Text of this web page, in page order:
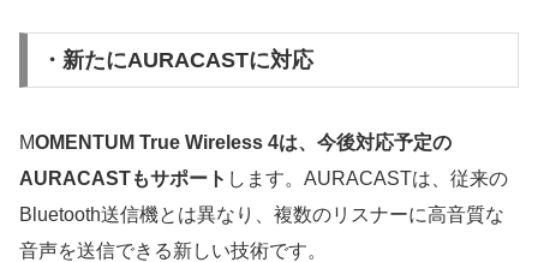
・新たにAURACASTに対応
MOMENTUM True Wireless 4は、今後対応予定の
AURACASTもサポート します。AURACASTは、従来の
Bluetooth送信機とは異なり、複数のリスナーに高音質な
音声を送信できる新しい技術です。